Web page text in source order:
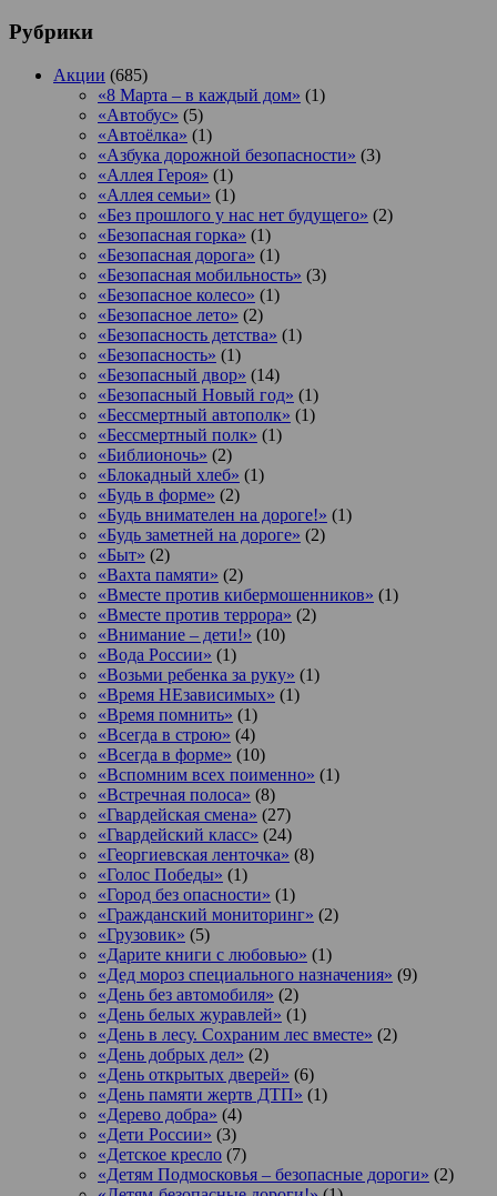
Рубрики
Акции (685)
«8 Марта – в каждый дом» (1)
«Автобус» (5)
«Автоёлка» (1)
«Азбука дорожной безопасности» (3)
«Аллея Героя» (1)
«Аллея семьи» (1)
«Без прошлого у нас нет будущего» (2)
«Безопасная горка» (1)
«Безопасная дорога» (1)
«Безопасная мобильность» (3)
«Безопасное колесо» (1)
«Безопасное лето» (2)
«Безопасность детства» (1)
«Безопасность» (1)
«Безопасный двор» (14)
«Безопасный Новый год» (1)
«Бессмертный автополк» (1)
«Бессмертный полк» (1)
«Библионочь» (2)
«Блокадный хлеб» (1)
«Будь в форме» (2)
«Будь внимателен на дороге!» (1)
«Будь заметней на дороге» (2)
«Быт» (2)
«Вахта памяти» (2)
«Вместе против кибермошенников» (1)
«Вместе против террора» (2)
«Внимание – дети!» (10)
«Вода России» (1)
«Возьми ребенка за руку» (1)
«Время НЕзависимых» (1)
«Время помнить» (1)
«Всегда в строю» (4)
«Всегда в форме» (10)
«Вспомним всех поименно» (1)
«Встречная полоса» (8)
«Гвардейская смена» (27)
«Гвардейский класс» (24)
«Георгиевская ленточка» (8)
«Голос Победы» (1)
«Город без опасности» (1)
«Гражданский мониторинг» (2)
«Грузовик» (5)
«Дарите книги с любовью» (1)
«Дед мороз специального назначения» (9)
«День без автомобиля» (2)
«День белых журавлей» (1)
«День в лесу. Сохраним лес вместе» (2)
«День добрых дел» (2)
«День открытых дверей» (6)
«День памяти жертв ДТП» (1)
«Дерево добра» (4)
«Дети России» (3)
«Детское кресло (7)
«Детям Подмосковья – безопасные дороги» (2)